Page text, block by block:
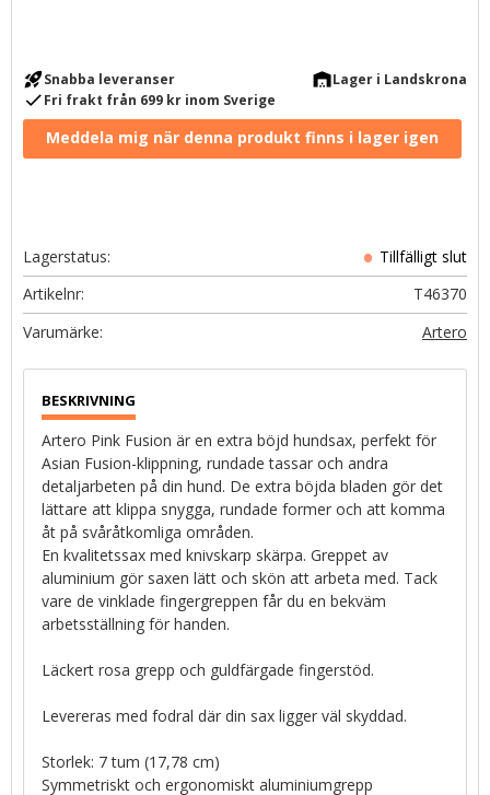
rocket_launchSnabba leveranser warehouseLager i Landskrona
checkFri frakt från 699 kr inom Sverige
Lagerstatus
Artikelnr
T46370
Artero
Artero Pink Fusion är en extra böjd hundsax, perfekt för
Asian Fusion-klippning, rundade tassar och andra
detaljarbeten på din hund. De extra böjda bladen gör det
lättare att klippa snygga, rundade former och att komma
åt på svåråtkomliga områden.
En kvalitetssax med knivskarp skärpa. Greppet av
aluminium gör saxen lätt och skön att arbeta med. Tack
vare de vinklade fingergreppen får du en bekväm
arbetsställning för handen.
Läckert rosa grepp och guldfärgade fingerstöd.
Levereras med fodral där din sax ligger väl skyddad.
Storlek: 7 tum (17,78 cm)
Symmetriskt och ergonomiskt aluminiumgrepp